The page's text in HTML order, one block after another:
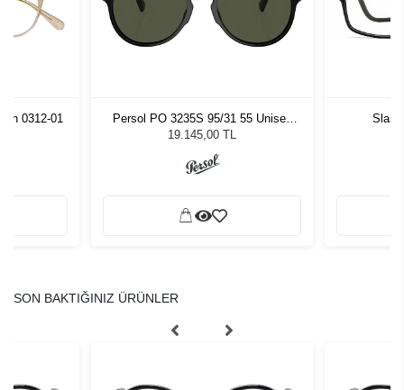
0312-01
Persol PO 3235S 95/31 55 Unisex
Güneş Gözlüğü
19.145,00 TL
SON BAKTIĞINIZ ÜRÜNLER